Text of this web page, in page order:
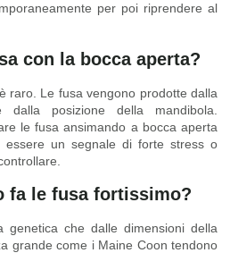
per poi riprendere al
con la bocca aperta?
raro. Le fusa vengono prodotte dalla
dalla posizione della mandibola.
le fusa ansimando a bocca aperta
essere un segnale di forte stress o
fa le fusa fortissimo?
genetica che dalle dimensioni della
grande come i Maine Coon tendono